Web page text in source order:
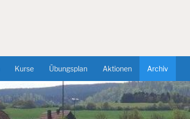
Kurse Übungsplan Aktionen Archiv